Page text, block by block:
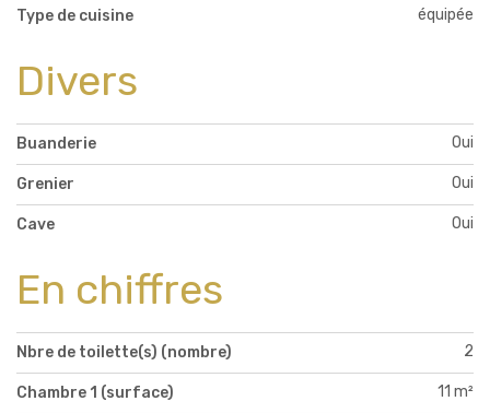
Type de cuisine équipée
Divers
Buanderie Oui
Grenier Oui
Cave Oui
En chiffres
Nbre de toilette(s) (nombre) 2
Chambre 1 (surface) 11 m²